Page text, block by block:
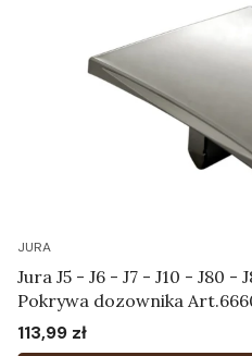
JURA
Jura J5 - J6 - J7 - J10 - J80 -
Pokrywa dozownika
Cena
113,99 zł